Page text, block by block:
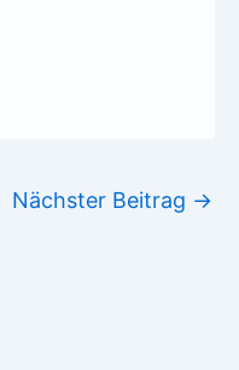
Nächster Beitrag →